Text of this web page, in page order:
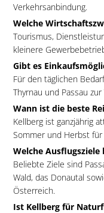
Verkehrsanbindung.
Welche
Tourismus,
kleinere
Gibt es
Für den täglichen
Thyrnau und Passau
Wann ist die beste
Kellberg ist ganzjährig
Sommer und Herbst
Welche
Beliebte Ziele sind
Wald, das Donautal
Österreich.
Ist Kellberg für